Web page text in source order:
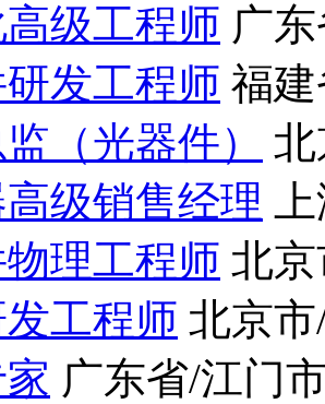
级工程师 广
发工程师 福
（光器件）
级销售经理
理工程师 北
工程师 北京
广东省/江门